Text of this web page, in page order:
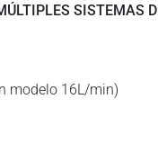
SISTEMAS
modelo 16L/min)